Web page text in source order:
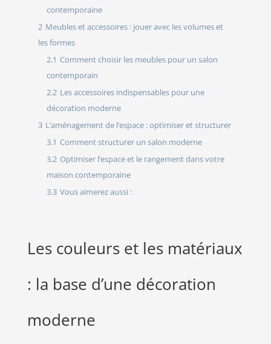
contemporaine
2 Meubles et accessoires : jouer avec les volumes et
les formes
2.1 Comment choisir les meubles pour un salon
contemporain
2.2 Les accessoires indispensables pour une
décoration moderne
3 L’aménagement de l’espace : optimiser et structurer
3.1 Comment structurer un salon moderne
3.2 Optimiser l’espace et le rangement dans votre
maison contemporaine
3.3 Vous aimerez aussi :
Les couleurs et les matériaux
: la base d’une décoration
moderne